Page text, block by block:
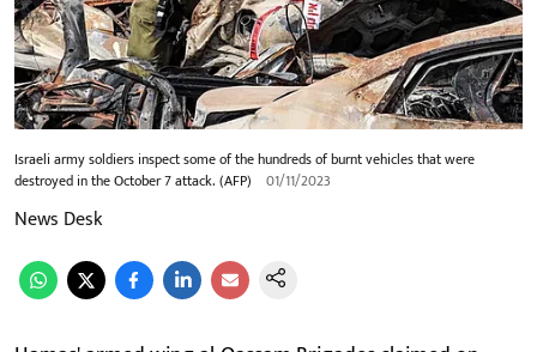
Israeli army soldiers inspect some of the hundreds of burnt vehicles that were
destroyed in the October 7 attack. (AFP)
01/11/2023
News Desk